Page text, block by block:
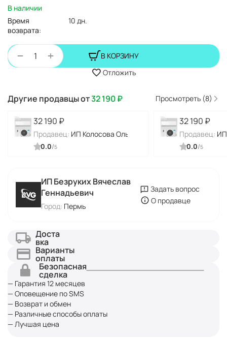
В наличии
Время
возврата:
10 дн.
+
−
В КОРЗИНУ
Отложить
Другие продавцы от32 190₽ Просмотреть (8)
32 190 ₽
Продавец: ИП Колосова Ольга Алексеевна
0.0/5
32 190 ₽
Продавец:
0.0/5
ИП Безруких Вячеслав
Геннадьевич
Город: Пермь
Задать вопрос
О продавце
Доста
вка
Варианты
оплаты
Безопасная
сделка
— Гарантия 12 месяцев
— Оповещение по SMS
— Возврат и обмен
— Различные способы оплаты
— Лучшая цена